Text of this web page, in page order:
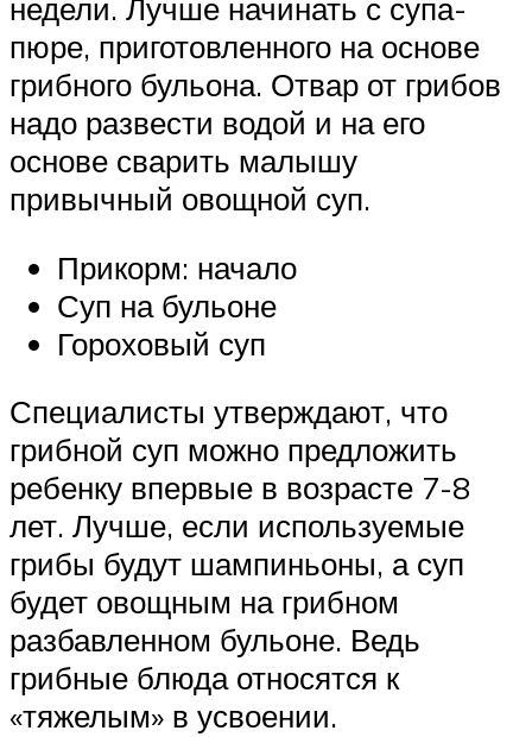
недели. Лучше начинать с супа-
пюре, приготовленного на основе
грибного бульона. Отвар от грибов
надо развести водой и на его
основе сварить малышу
привычный овощной суп.
Прикорм: начало
Суп на бульоне
Гороховый суп
Специалисты утверждают, что
грибной суп можно предложить
ребенку впервые в возрасте 7-8
лет. Лучше, если используемые
грибы будут шампиньоны, а суп
будет овощным на грибном
разбавленном бульоне. Ведь
грибные блюда относятся к
«тяжелым» в усвоении.